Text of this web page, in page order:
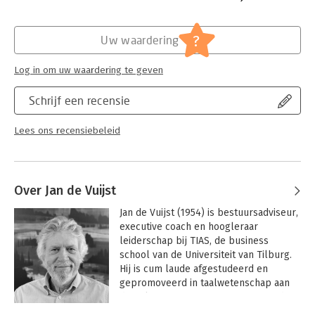
wordt geïllustreerd met vele voorbeelden van avonturen die
Dit boek is een revisie van het boek Professioneel adviseren,
uit 2014. Het is gemoderniseerd, van recente literatuur en een
aantal nieuwe technieken en teksten voorzien, maar de
hoofdstukindeling is grotendeels bewaard gebleven.
Het boek is geschreven voor alle professionals die dag in dag
organisaties aan het werk zijn met menselijk gedrag.
Schrijf een recensie
Lees ons recensiebeleid
Uw waardering ?
Log in om uw waardering te geven
Over Jan de Vuijst
Jan de Vuijst (1954) is bestuursadviseur,
executive coach en hoogleraar
leiderschap bij TIAS, de business
school van de Universiteit van Tilburg.
Hij is cum laude afgestudeerd en
gepromoveerd in taalwetenschap aan